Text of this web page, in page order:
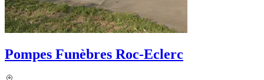
Pompes Funèbres Roc-Eclerc